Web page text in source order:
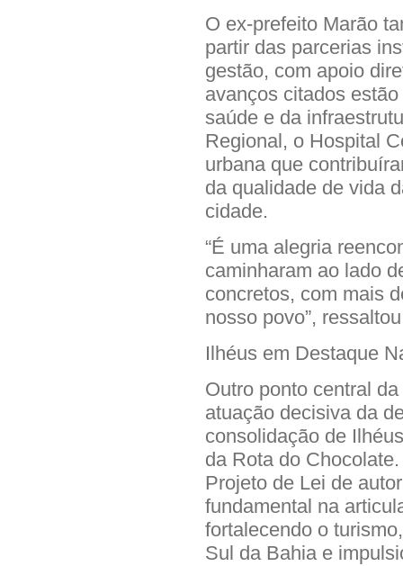
O ex-prefeito Marão
partir das parcerias
gestão, com apoio
avanços citados
saúde e da
Regional, o Hospital
urbana que
da qualidade de vida
cidade.
“É uma alegria
caminharam ao lado
concretos, com mais
nosso povo”,
Ilhéus em Destaque
Outro ponto central
atuação decisiva da
consolidação de
da Rota do
Projeto de Lei de
fundamental na
fortalecendo o
Sul da Bahia e